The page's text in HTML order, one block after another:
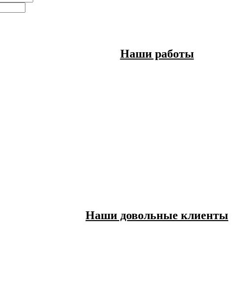
Наши работы
Наши довольные клиенты